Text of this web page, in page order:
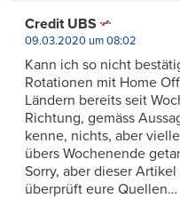
Credit UBS
09.03.2020 um 08:02
Kann ich so nicht
Rotationen mit Home
Ländern bereits seit
Richtung, gemäss
kenne, nichts, aber
übers Wochenende
Sorry, aber dieser
überprüft eure Quellen…